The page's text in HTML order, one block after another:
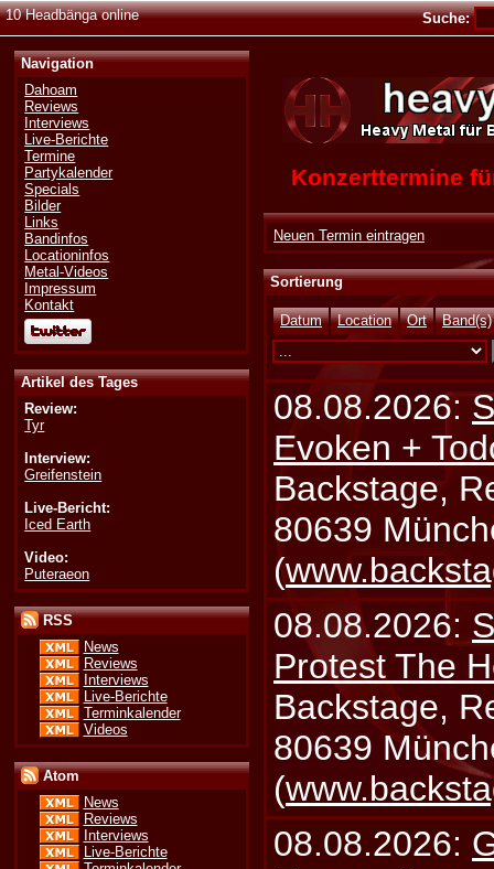
10 Headbänga online Suche:
Navigation
Dahoam
Reviews
Interviews
Live-Berichte
Termine
Partykalender
Specials
Bilder
Links
Bandinfos
Locationinfos
Metal-Videos
Impressum
Kontakt
Artikel des Tages
Review:
Tyr
Interview:
Greifenstein
Live-Bericht:
Iced Earth
Video:
Puteraeon
RSS
News
Reviews
Interviews
Live-Berichte
Terminkalender
Videos
Atom
News
Reviews
Interviews
Live-Berichte
Konzerttermine
Neuen Termin eintragen
Sortierung
Datum Location Ort Band(s)
08.08.2026:
Evoken +
Backstage,
80639
(
08.08.2026:
Protest The
Backstage,
80639
(
08.08.2026: